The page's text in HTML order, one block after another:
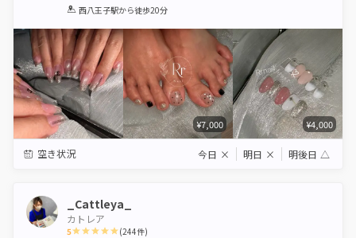
1 2 3 4 5
西八王子駅から徒歩20分
¥7,000 ¥4,000
空き状況 今日 × 明日 × 明後日 △
_Cattleya_
カトレア
5 (244件)